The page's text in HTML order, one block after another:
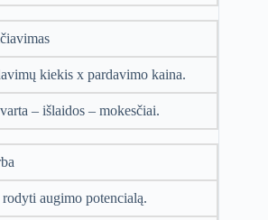
kiekis x pardavimo kaina.
– išlaidos – mokesčiai.
augimo potencialą.